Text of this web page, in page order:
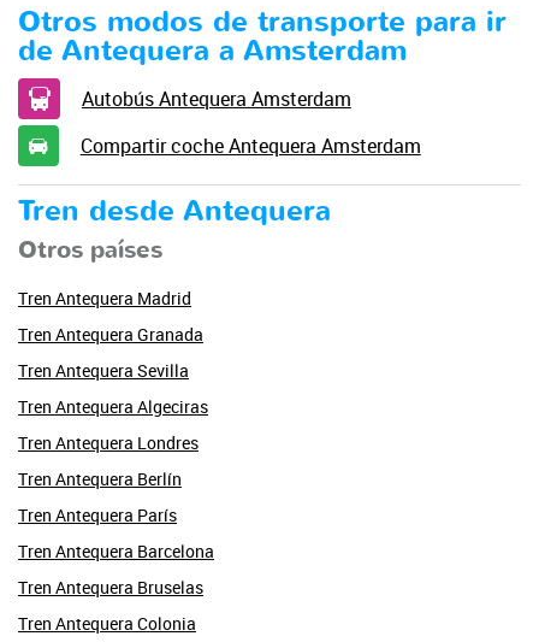
Otros modos de transporte para ir
de Antequera a Amsterdam
Autobús Antequera Amsterdam
Compartir coche Antequera Amsterdam
Tren desde Antequera
Otros países
Tren Antequera Madrid
Tren Antequera Granada
Tren Antequera Sevilla
Tren Antequera Algeciras
Tren Antequera Londres
Tren Antequera Berlín
Tren Antequera París
Tren Antequera Barcelona
Tren Antequera Bruselas
Tren Antequera Colonia